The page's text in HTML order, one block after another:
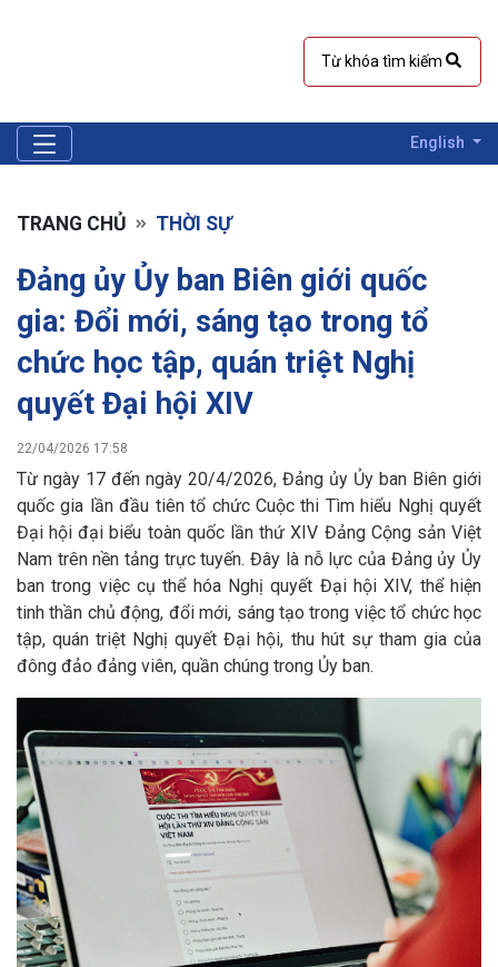
English
TRANG CHỦ THỜI SỰ
Đảng ủy Ủy ban Biên giới quốc
gia: Đổi mới, sáng tạo trong tổ
chức học tập, quán triệt Nghị
quyết Đại hội XIV
22/04/2026 17:58
Từ ngày 17 đến ngày 20/4/2026, Đảng ủy Ủy ban Biên giới
quốc gia lần đầu tiên tổ chức Cuộc thi Tìm hiểu Nghị quyết
Đại hội đại biểu toàn quốc lần thứ XIV Đảng Cộng sản Việt
Nam trên nền tảng trực tuyến. Đây là nỗ lực của Đảng ủy Ủy
ban trong việc cụ thể hóa Nghị quyết Đại hội XIV, thể hiện
tinh thần chủ động, đổi mới, sáng tạo trong việc tổ chức học
tập, quán triệt Nghị quyết Đại hội, thu hút sự tham gia của
đông đảo đảng viên, quần chúng trong Ủy ban.